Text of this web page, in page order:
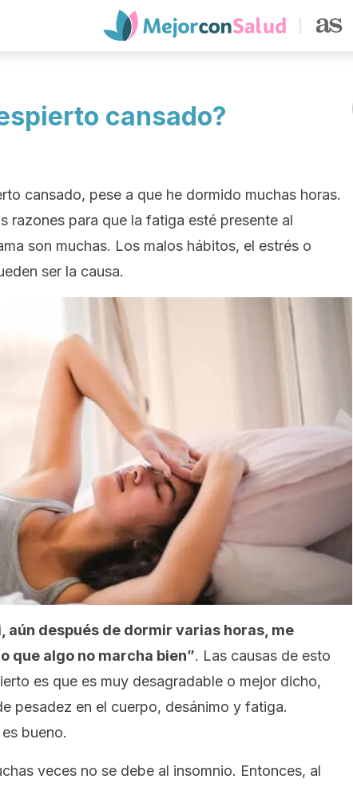
cansado?
cansado, pese a que he dormido muchas horas.
razones para que la fatiga esté presente al
son muchas. Los malos hábitos, el estrés o
ser la causa.
aún después de dormir varias horas, me
que algo no marcha bien”. Las causas de esto
es que es muy desagradable o mejor dicho,
pesadez en el cuerpo, desánimo y fatiga.
bueno.
veces no se debe al insomnio. Entonces, al